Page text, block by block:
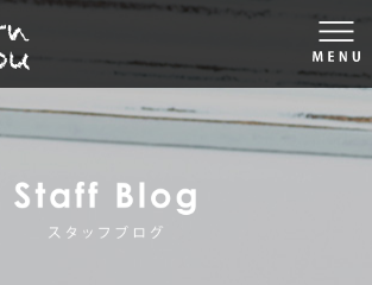
株式会社モダン工房